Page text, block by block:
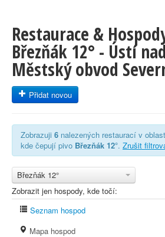
Restaurace &
Březňák 12° - Ústí
Městský obvod
Přidat novou
Zobrazuji 6 nalezených restaurací v
kde čepují pivo Březňák 12°. Zrušit
Březňák 12°
Zobrazit jen hospody, kde točí:
Seznam hospod
Mapa hospod